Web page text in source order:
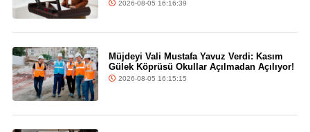
2026-08-05 16:16:39
Müjdeyi Vali Mustafa Yavuz Verdi: Kasım
Gülek Köprüsü Okullar Açılmadan Açılıyor!
2026-08-05 16:15:15